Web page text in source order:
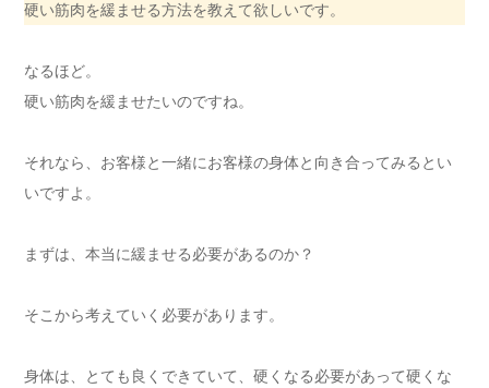
硬い筋肉を緩ませる方法を教えて欲しいです。
なるほど。
硬い筋肉を緩ませたいのですね。
それなら、お客様と一緒にお客様の身体と向き合ってみるとい
いですよ。
まずは、本当に緩ませる必要があるのか？
そこから考えていく必要があります。
身体は、とても良くできていて、硬くなる必要があって硬くな